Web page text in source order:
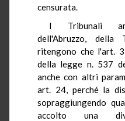
censurata.
I Tribunali
dell'Abruzzo, della
ritengono che l'art.
della legge n. 537
anche con altri
art. 24, perché la
sopraggiungendo
accolto una